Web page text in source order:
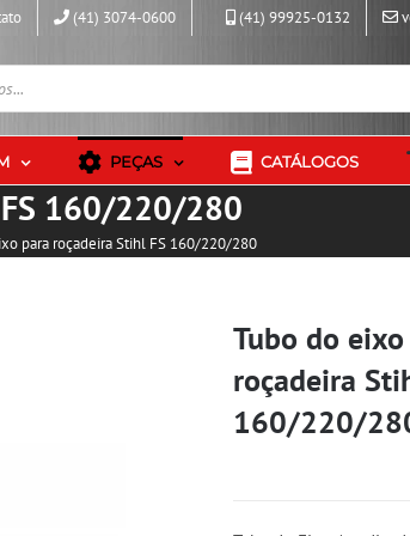
(41) 3074-0600 (41) 99925-0132
PEÇAS CATÁLOGOS
160/220/280
para roçadeira Stihl FS 160/220/280
Tubo do
roçadeira
160/220/